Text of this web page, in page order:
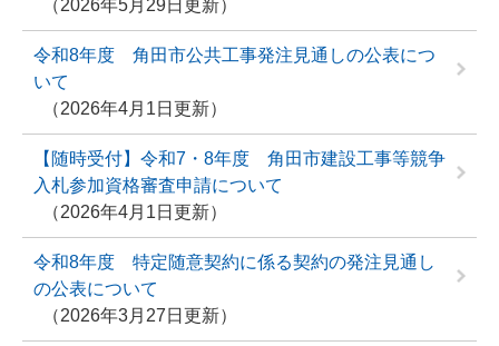
2026年5月29日更新
令和8年度 角田市公共工事発注見通しの公表につ
いて
2026年4月1日更新
【随時受付】令和7・8年度 角田市建設工事等競争
入札参加資格審査申請について
2026年4月1日更新
令和8年度 特定随意契約に係る契約の発注見通し
の公表について
2026年3月27日更新